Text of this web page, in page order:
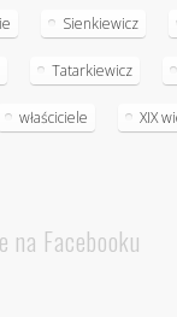
Sienkiewicz
Tatarkiewicz
właściciele XIX
na Facebooku